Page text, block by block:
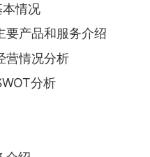
情况
产品和服务介绍
营情况分析
分析